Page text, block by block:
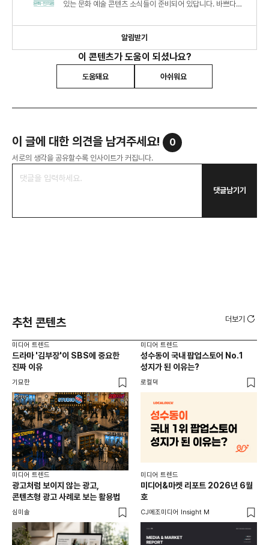
있는 문화 예술 콘텐츠 소식들이 준비되어 있답니다. 바쁘다고
알림받기
이 콘텐츠가 도움이 되셨나요?
도움돼요 아쉬워요
이 글에 대한 의견을 남겨주세요! 0
서로의 생각을 공유할수록 인사이트가 커집니다.
댓글남기기
추천 콘텐츠 더보기
미디어 트렌드
드라마 '김부장'이 SBS에 중요한
진짜 이유
기묘한
미디어 트렌드
성수동이 국내 팝업스토어 No.1
성지가 된 이유는?
로컬덕
미디어 트렌드
광고처럼 보이지 않는 광고,
콘텐츠형 광고 사례로 보는 활용법
심미솔
미디어 트렌드
미디어&마켓 리포트 2026년 6월
호
CJ메조미디어 Insight M